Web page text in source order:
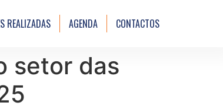
REALIZADAS AGENDA CONTACTOS
setor das